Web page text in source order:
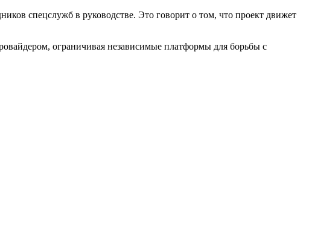
спецслужб в руководстве. Это говорит о том, что проект движет
ограничивая независимые платформы для борьбы с